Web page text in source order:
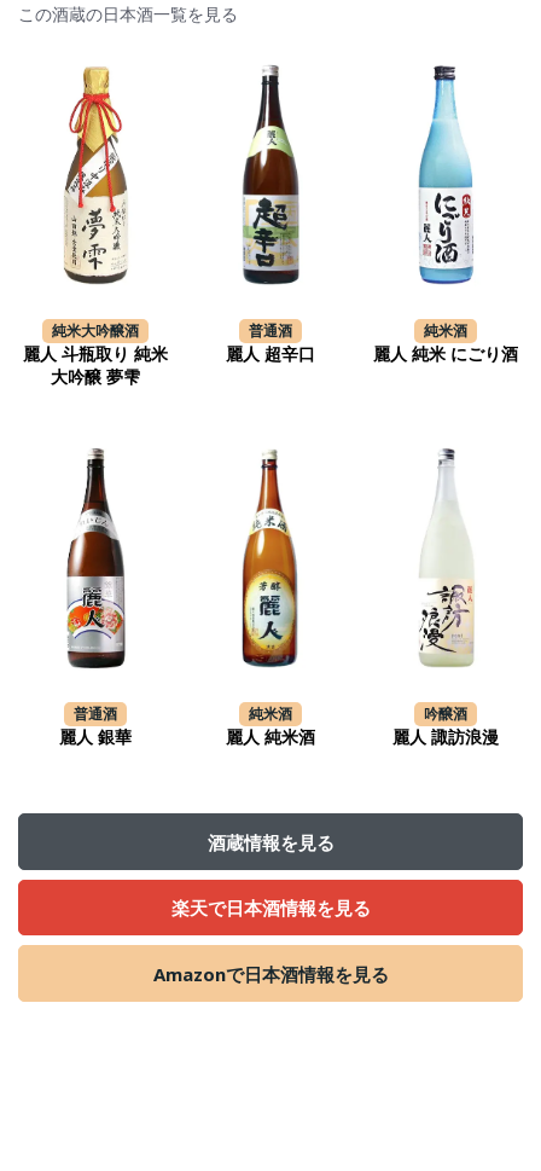
この酒蔵の日本酒一覧を見る
純米大吟醸酒
麗人 斗瓶取り 純米
大吟醸 夢雫
普通酒
麗人 超辛口
純米酒
麗人 純米 にごり酒
普通酒
麗人 銀華
純米酒
麗人 純米酒
吟醸酒
麗人 諏訪浪漫
酒蔵情報を見る
楽天で日本酒情報を見る
Amazonで日本酒情報を見る